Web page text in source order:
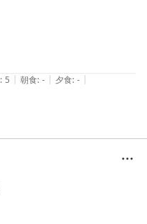
: 5 | 朝食: - | 夕食: - |